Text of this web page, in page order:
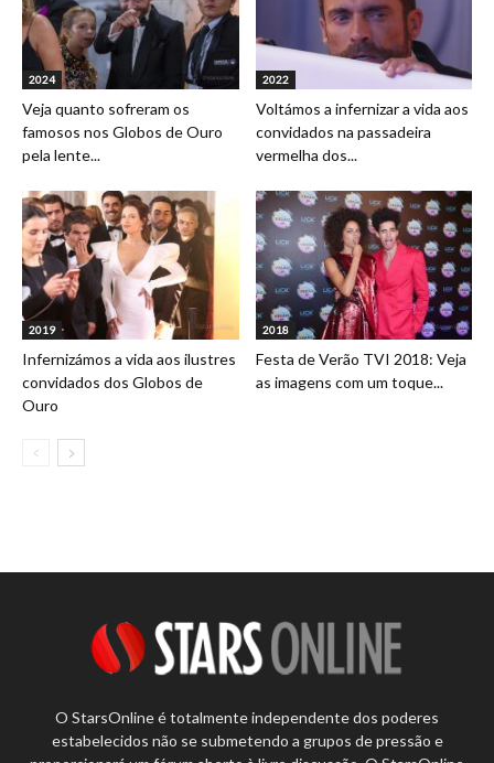
2024
Veja quanto sofreram os
famosos nos Globos de Ouro
pela lente...
2022
Voltámos a infernizar a vida aos
convidados na passadeira
vermelha dos...
2019
Infernizámos a vida aos ilustres
convidados dos Globos de
Ouro
2018
Festa de Verão TVI 2018: Veja
as imagens com um toque...
O StarsOnline é totalmente independente dos poderes
estabelecidos não se submetendo a grupos de pressão e